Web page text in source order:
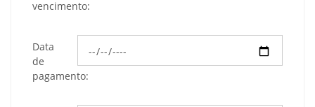
vencimento:
Data
de
pagamento: